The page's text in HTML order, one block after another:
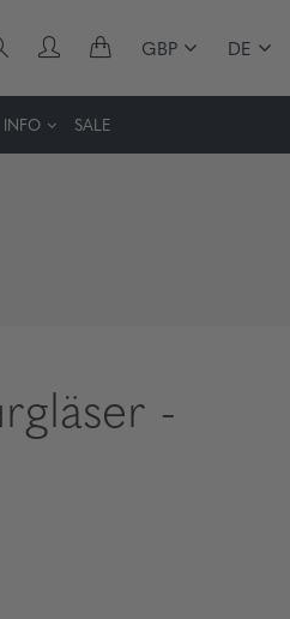
GBP DE
INFO SALE
-